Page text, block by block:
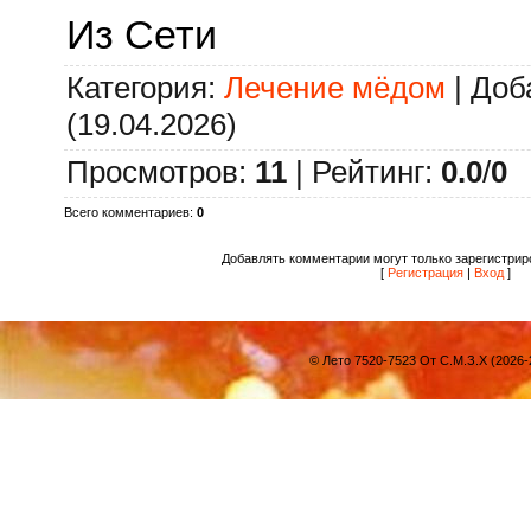
Из Сети
Категория: Лечение мёдом |
(19.04.2026)
Просмотров: 11 | Рейтинг: 0.0/0
Всего комментариев: 0
Добавлять комментарии могут только
[ Регистрация | Вход ]
© Лето 7520-7523 От С.М.З.Х (2026-